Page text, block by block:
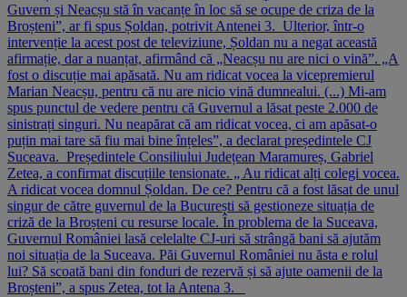
Guvern și Neacșu stă în vacanțe în loc să se ocupe de criza de la
Broșteni”, ar fi spus Șoldan, potrivit Antenei 3. Ulterior, într-o
intervenție la acest post de televiziune, Șoldan nu a negat această
afirmație, dar a nuanțat, afirmând că „Neacșu nu are nici o vină”. „A
fost o discuție mai apăsată. Nu am ridicat vocea la vicepremierul
Marian Neacșu, pentru că nu are nicio vină dumnealui. (...) Mi-am
spus punctul de vedere pentru că Guvernul a lăsat peste 2.000 de
sinistrați singuri. Nu neapărat că am ridicat vocea, ci am apăsat-o
puțin mai tare să fiu mai bine înțeles”, a declarat președintele CJ
Suceava. Președintele Consiliului Județean Maramureș, Gabriel
Zetea, a confirmat discuțiile tensionate. „ Au ridicat alți colegi vocea.
A ridicat vocea domnul Șoldan. De ce? Pentru că a fost lăsat de unul
singur de către guvernul de la București să gestioneze situația de
criză de la Broșteni cu resurse locale. În problema de la Suceava,
Guvernul României lasă celelalte CJ-uri să strângă bani să ajutăm
noi situația de la Suceava. Păi Guvernul României nu ăsta e rolul
lui? Să scoată bani din fonduri de rezervă și să ajute oamenii de la
Broșteni”, a spus Zetea, tot la Antena 3.